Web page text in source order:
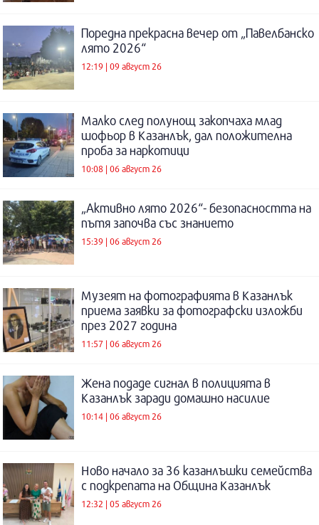
Поредна прекрасна вечер от „Павелбанско
лято 2026“
12:19 | 09 август 26
Малко след полунощ закопчаха млад
шофьор в Казанлък, дал положителна
проба за наркотици
10:08 | 06 август 26
„Активно лято 2026“- безопасността на
пътя започва със знанието
15:39 | 06 август 26
Музеят на фотографията в Казанлък
приема заявки за фотографски изложби
през 2027 година
11:57 | 06 август 26
Жена подаде сигнал в полицията в
Казанлък заради домашно насилие
10:14 | 06 август 26
Ново начало за 36 казанлъшки семейства
с подкрепата на Община Казанлък
12:32 | 05 август 26